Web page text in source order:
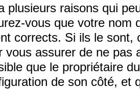
plusieurs raisons qui
vous que votre nom
corrects. Si ils le sont,
vous assurer de ne pas
que le propriétaire
de son côté, et